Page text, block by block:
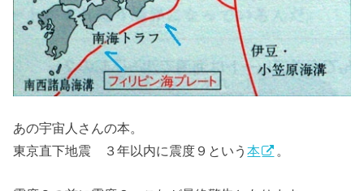
あの宇宙人さんの本。
東京直下地震 ３年以内に震度９という本 。